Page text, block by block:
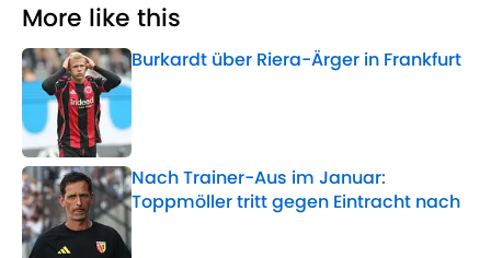
More like this
Burkardt über Riera-Ärger in Frankfurt
Published by on Invalid Date
Nach Trainer-Aus im Januar:
Toppmöller tritt gegen Eintracht nach
Published by on Invalid Date